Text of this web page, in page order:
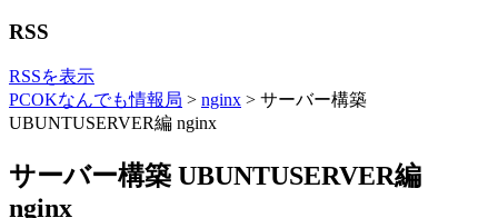
RSS
RSSを表示
PCOKなんでも情報局 > nginx > サーバー構築
UBUNTUSERVER編 nginx
サーバー構築 UBUNTUSERVER編
nginx